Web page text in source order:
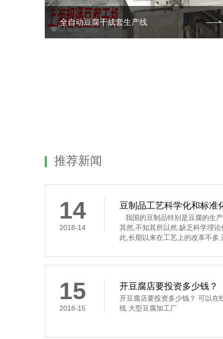
全自动豆腐干成套生产线
推荐新闻
14
2018-14
豆制品工艺科学化和标准
我国的豆制品特别是豆腐的生
其然,不知其所以然,缺乏科学理
此,长期以来在工艺上的改革不多
凝固这道工序,是通过凝固剂的作
豆腐花,俗称“点花”和“点浆”,这
15
2018-15
开豆腐店要投资多少钱？
开豆腐店要投资多少钱？ 可以在
线 大型豆腐加工厂